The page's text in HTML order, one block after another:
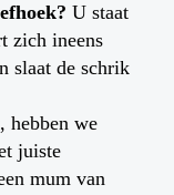
? U staat
zich ineens
slaat de schrik
, hebben we
juiste
mum van